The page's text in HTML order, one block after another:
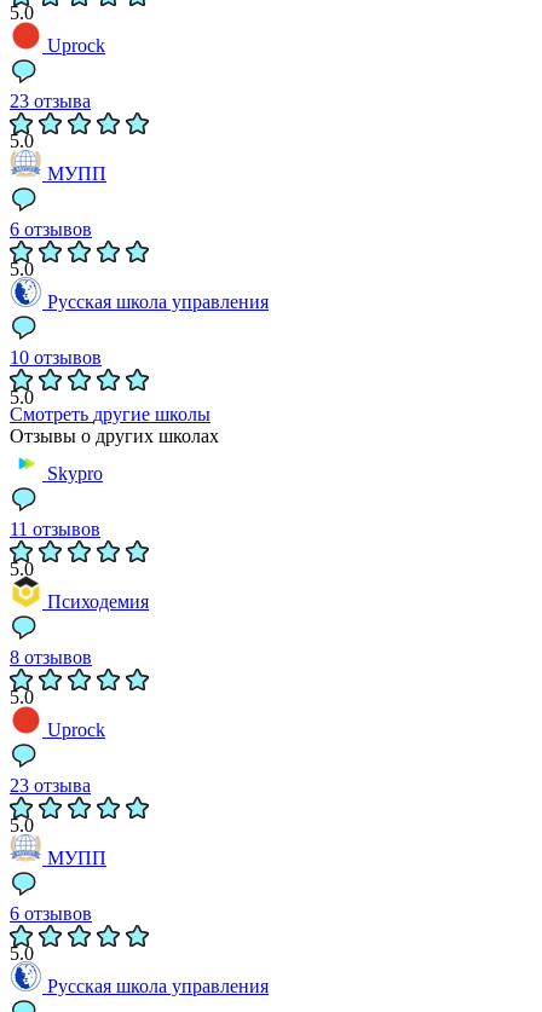
5.0
Uprock
23 отзыва
5.0
МУПП
6 отзывов
5.0
Русская школа управления
10 отзывов
5.0
Смотреть другие школы
Отзывы о других школах
Skypro
11 отзывов
5.0
Психодемия
8 отзывов
5.0
Uprock
23 отзыва
5.0
МУПП
6 отзывов
5.0
Русская школа управления